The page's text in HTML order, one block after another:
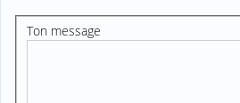
Ton message